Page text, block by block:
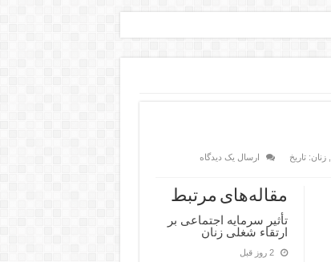
,زنان: تاریخ
ارسال یک دیدگاه
مقاله‌های مرتبط
تأثیر سرمایه اجتماعی بر
ارتقاء شغلی زنان
2 روز قبل